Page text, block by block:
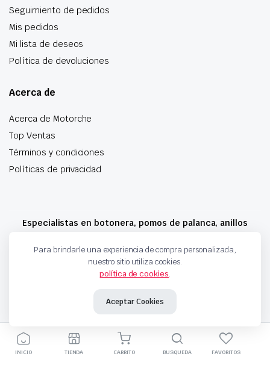
Seguimiento de pedidos
Mis pedidos
Mi lista de deseos
Política de devoluciones
Acerca de
Acerca de Motorche
Top Ventas
Términos y condiciones
Políticas de privacidad
Especialistas en botonera, pomos de palanca, anillos
Copyright 2024 © Motorche Autoparts. Todos los derechos reservados
Para brindarle una experiencia de compra personalizada,
nuestro sitio utiliza cookies.
política de cookies.
Aceptar Cookies
INICIO TIENDA CARRITO BUSQUEDA FAVORITOS